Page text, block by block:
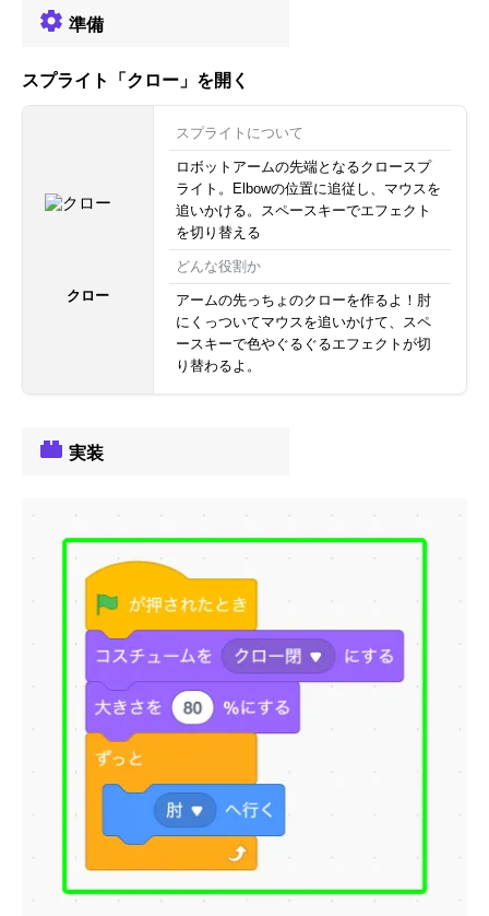
準備
スプライト「クロー」を開く
クロー
スプライトについて
ロボットアームの先端となるクロースプ
ライト。Elbowの位置に追従し、マウスを
追いかける。スペースキーでエフェクト
を切り替える
どんな役割か
アームの先っちょのクローを作るよ！肘
にくっついてマウスを追いかけて、スペ
ースキーで色やぐるぐるエフェクトが切
り替わるよ。
実装